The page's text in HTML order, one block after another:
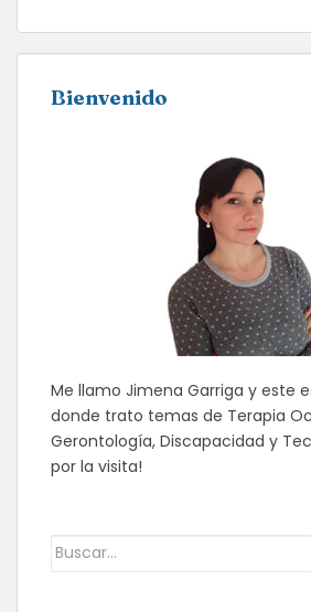
Bienvenido
Me llamo Jimena Garriga y este
donde trato temas de Terapia
Gerontología, Discapacidad y
por la visita!
Buscar: